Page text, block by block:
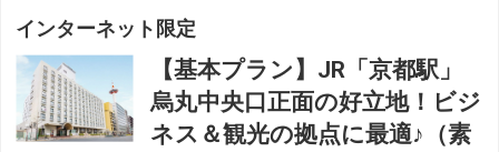
インターネット限定
【基本プラン】JR「京都駅」
烏丸中央口正面の好立地！ビジ
ネス＆観光の拠点に最適♪（素